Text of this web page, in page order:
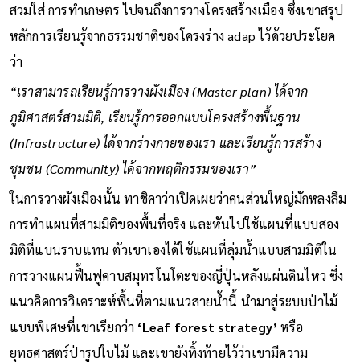
สวมใส่ การทำเกษตร ไปจนถึงการวางโครงสร้างเมือง ซึ่งเขาสรุป
หลักการเรียนรู้จากธรรมชาติของโครงร่าง adap ไว้ด้วยประโยค
ว่า
“เราสามารถเรียนรู้การวางผังเมือง (Master plan) ได้จาก
ภูมิศาสตร์สามมิติ, เรียนรู้การออกแบบโครงสร้างพื้นฐาน
(Infrastructure) ได้จากร่างกายของเรา และเรียนรู้การสร้าง
ชุมชน (Community) ได้จากพฤติกรรมของเรา”
ในการวางผังเมืองนั้น ทาชิคาว่าเปิดเผยว่าคนส่วนใหญ่มักหลงลืม
การทำแผนที่สามมิติของพื้นที่จริง และหันไปใช้แผนที่แบบสอง
มิติที่แบนราบแทน ตัวเขาเองได้ใช้แผนที่ลุ่มน้ำแบบสามมิติใน
การวางแผนฟื้นฟูคาบสมุทรโนโตะของญี่ปุ่นหลังแผ่นดินไหว ซึ่ง
แนวคิดการวิเคราะห์พื้นที่ตามแนวสายน้ำนี้ นำมาสู่ระบบป่าไม้
แบบพิเศษที่เขาเรียกว่า ‘Leaf forest strategy’หรือ
ยุทธศาสตร์ป่ารูปใบไม้ และเขายังทิ้งท้ายไว้ว่าเขามีความ